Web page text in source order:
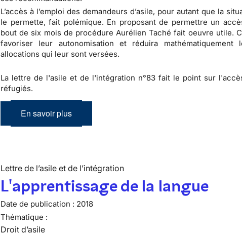
L’accès à l’emploi des demandeurs d’asile, pour autant que la
le permette, fait polémique. En proposant de permettre un
bout de six mois de procédure Aurélien Taché fait oeuvre utile.
favoriser leur autonomisation et réduira mathématiquement
allocations qui leur sont versées.
La lettre de l'asile et de l'intégration n°83 fait le point sur
réfugiés.
En savoir plus
Lettre de l’asile et de l’intégration
L'apprentissage de la langue
Date de publication : 2018
Thématique :
Droit d’asile